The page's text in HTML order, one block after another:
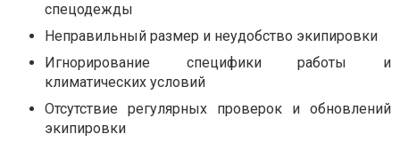
спецодежды
Неправильный размер и неудобство экипировки
Игнорирование специфики работы и
климатических условий
Отсутствие регулярных проверок и обновлений
экипировки